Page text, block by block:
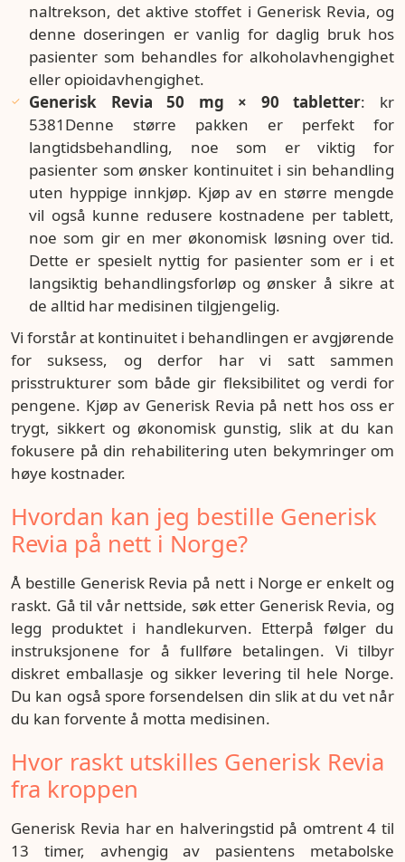
naltrekson, det aktive stoffet i Generisk Revia, og
denne doseringen er vanlig for daglig bruk hos
pasienter som behandles for alkoholavhengighet
eller opioidavhengighet.
Generisk Revia 50 mg × 90 tabletter: kr
5381Denne større pakken er perfekt for
langtidsbehandling, noe som er viktig for
pasienter som ønsker kontinuitet i sin behandling
uten hyppige innkjøp. Kjøp av en større mengde
vil også kunne redusere kostnadene per tablett,
noe som gir en mer økonomisk løsning over tid.
Dette er spesielt nyttig for pasienter som er i et
langsiktig behandlingsforløp og ønsker å sikre at
de alltid har medisinen tilgjengelig.
Vi forstår at kontinuitet i behandlingen er avgjørende
for suksess, og derfor har vi satt sammen
prisstrukturer som både gir fleksibilitet og verdi for
pengene. Kjøp av Generisk Revia på nett hos oss er
trygt, sikkert og økonomisk gunstig, slik at du kan
fokusere på din rehabilitering uten bekymringer om
høye kostnader.
Hvordan kan jeg bestille Generisk
Revia på nett i Norge?
Å bestille Generisk Revia på nett i Norge er enkelt og
raskt. Gå til vår nettside, søk etter Generisk Revia, og
legg produktet i handlekurven. Etterpå følger du
instruksjonene for å fullføre betalingen. Vi tilbyr
diskret emballasje og sikker levering til hele Norge.
Du kan også spore forsendelsen din slik at du vet når
du kan forvente å motta medisinen.
Hvor raskt utskilles Generisk Revia
fra kroppen
Generisk Revia har en halveringstid på omtrent 4 til
13 timer, avhengig av pasientens metabolske